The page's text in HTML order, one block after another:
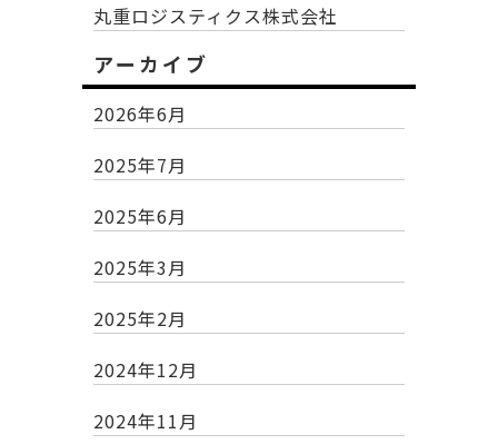
丸重ロジスティクス株式会社
アーカイブ
2026年6月
2025年7月
2025年6月
2025年3月
2025年2月
2024年12月
2024年11月